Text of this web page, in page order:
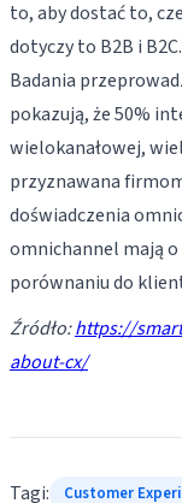
to, aby dostać to,
dotyczy to B2B i B2C.
Badania
pokazują, że 50%
wielokanałowej,
przyznawana
doświadczenia
omnichannel mają
porównaniu do
Źródło:https://
about-cx/
Tagi: Customer